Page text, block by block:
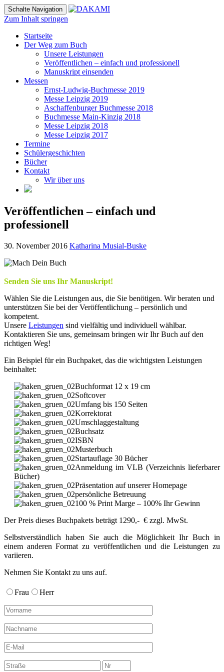
Schalte Navigation
Zum Inhalt springen
Startseite
Der Weg zum Buch
Unsere Leistungen
Veröffentlichen – einfach und professionell
Manuskript einsenden
Messen
Ernst-Ludwig-Buchmesse 2019
Messe Leipzig 2019
Aschaffenburger Buchmesse 2018
Buchmesse Main-Kinzig 2018
Messe Leipzig 2018
Messe Leipzig 2017
Termine
Schülergeschichten
Bücher
Kontakt
Wir über uns
Veröffentlichen – einfach und
professionell
30. November 2016 Katharina Musial-Buske
Senden Sie uns Ihr Manuskript!
Wählen Sie die Leistungen aus, die Sie benötigen. Wir beraten und
unterstützen Sie bei der Veröffentlichung – persönlich und
kompetent.
Unsere Leistungen sind vielfältig und individuell wählbar.
Kontaktieren Sie uns, gemeinsam bringen wir Ihr Buch auf den
richtigen Weg!
Ein Beispiel für ein Buchpaket, das die wichtigsten Leistungen
beinhaltet:
Buchformat 12 x 19 cm
Softcover
Umfang bis 150 Seiten
Korrektorat
Umschlaggestaltung
Buchsatz
ISBN
Musterbuch
Startauflage 30 Bücher
Anmeldung im VLB (Verzeichnis lieferbarer
Bücher)
Präsentation auf unserer Homepage
persönliche Betreuung
100 % Print Marge – 100% Ihr Gewinn
Der Preis dieses Buchpakets beträgt 1290,- € zzgl. MwSt.
Selbstverständlich haben Sie auch die Möglichkeit Ihr Buch in
einem anderen Format zu veröffentlichen und die Leistungen zu
variieren.
Nehmen Sie Kontakt zu uns auf.
Frau Herr